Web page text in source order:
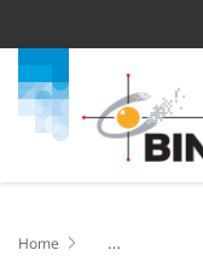
Home